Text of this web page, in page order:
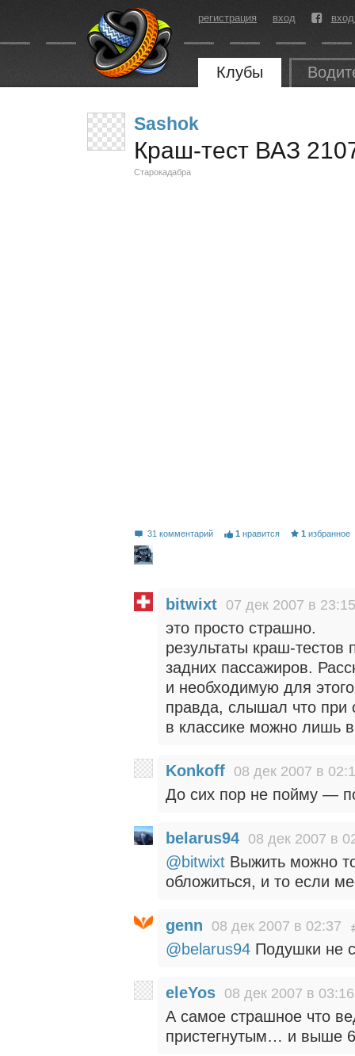
регистрация вход
Клубы
Sashok
Краш-тест ВАЗ
Старокадабра
31 комментарий 1 нравится 1 избранное
bitwixt 07 дек 2007 в 23:15
это просто страшно.
результаты краш-тестов
задних пассажиров.
и необходимую для
правда, слышал что
в классике можно лишь
Konkoff 08 дек 2007 в
До сих пор не пойму —
belarus94 08 дек 2007 в
@bitwixt Выжить можно
обложиться, и то если
genn 08 дек 2007 в 02:37
@belarus94 Подушки не
eleYos 08 дек 2007 в 03:16
А самое страшное что
пристегнутым… и выше